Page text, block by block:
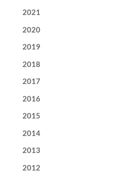
2021
2020
2019
2018
2017
2016
2015
2014
2013
2012